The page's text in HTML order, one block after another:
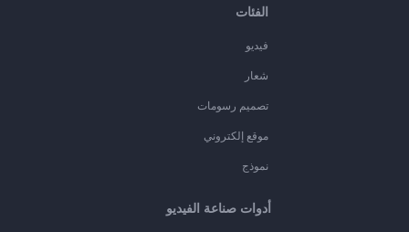
الفئات
فيديو
شعار
تصميم رسومات
موقع إلكتروني
نموذج
أدوات صناعة الفيديو